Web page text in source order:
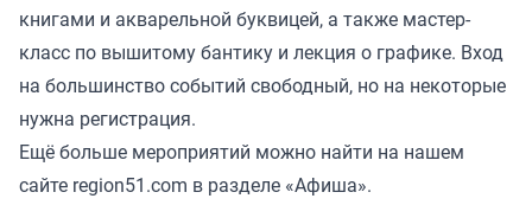
книгами и акварельной буквицей, а также мастер-
класс по вышитому бантику и лекция о графике. Вход
на большинство событий свободный, но на некоторые
нужна регистрация.
Ещё больше мероприятий можно найти на нашем
сайте region51.com в разделе «Афиша».